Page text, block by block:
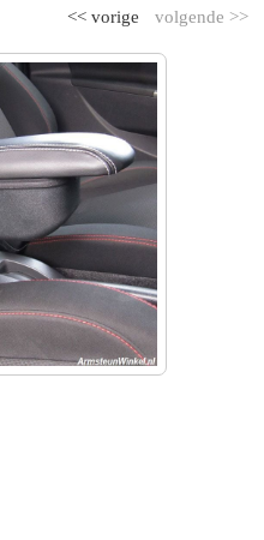
volgende >>
<< vorige